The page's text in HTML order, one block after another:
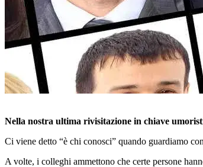
Nella nostra ultima rivisitazione in chiave
Ci viene detto “è chi conosci” quando guardiamo
A volte, i colleghi ammettono che certe persone